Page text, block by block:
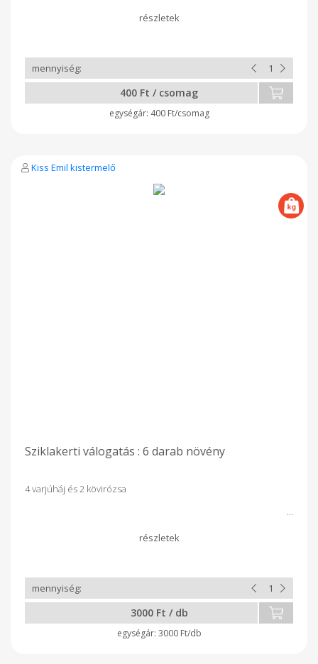
400 Ft / csomag
400 Ft/csomag
Kiss Emil kistermelő
Sziklakerti válogatás : 6 darab növény
4 varjúháj és 2 kövirózsa
3000 Ft / db
3000 Ft/db